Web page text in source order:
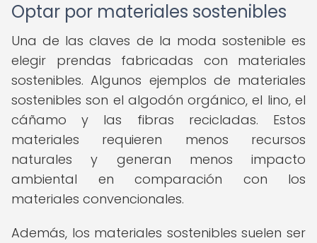
Optar por materiales sostenibles
Una de las claves de la moda sostenible es
elegir prendas fabricadas con materiales
sostenibles. Algunos ejemplos de materiales
sostenibles son el algodón orgánico, el lino, el
cáñamo y las fibras recicladas. Estos
materiales requieren menos recursos
naturales y generan menos impacto
ambiental en comparación con los
materiales convencionales.
Además, los materiales sostenibles suelen ser